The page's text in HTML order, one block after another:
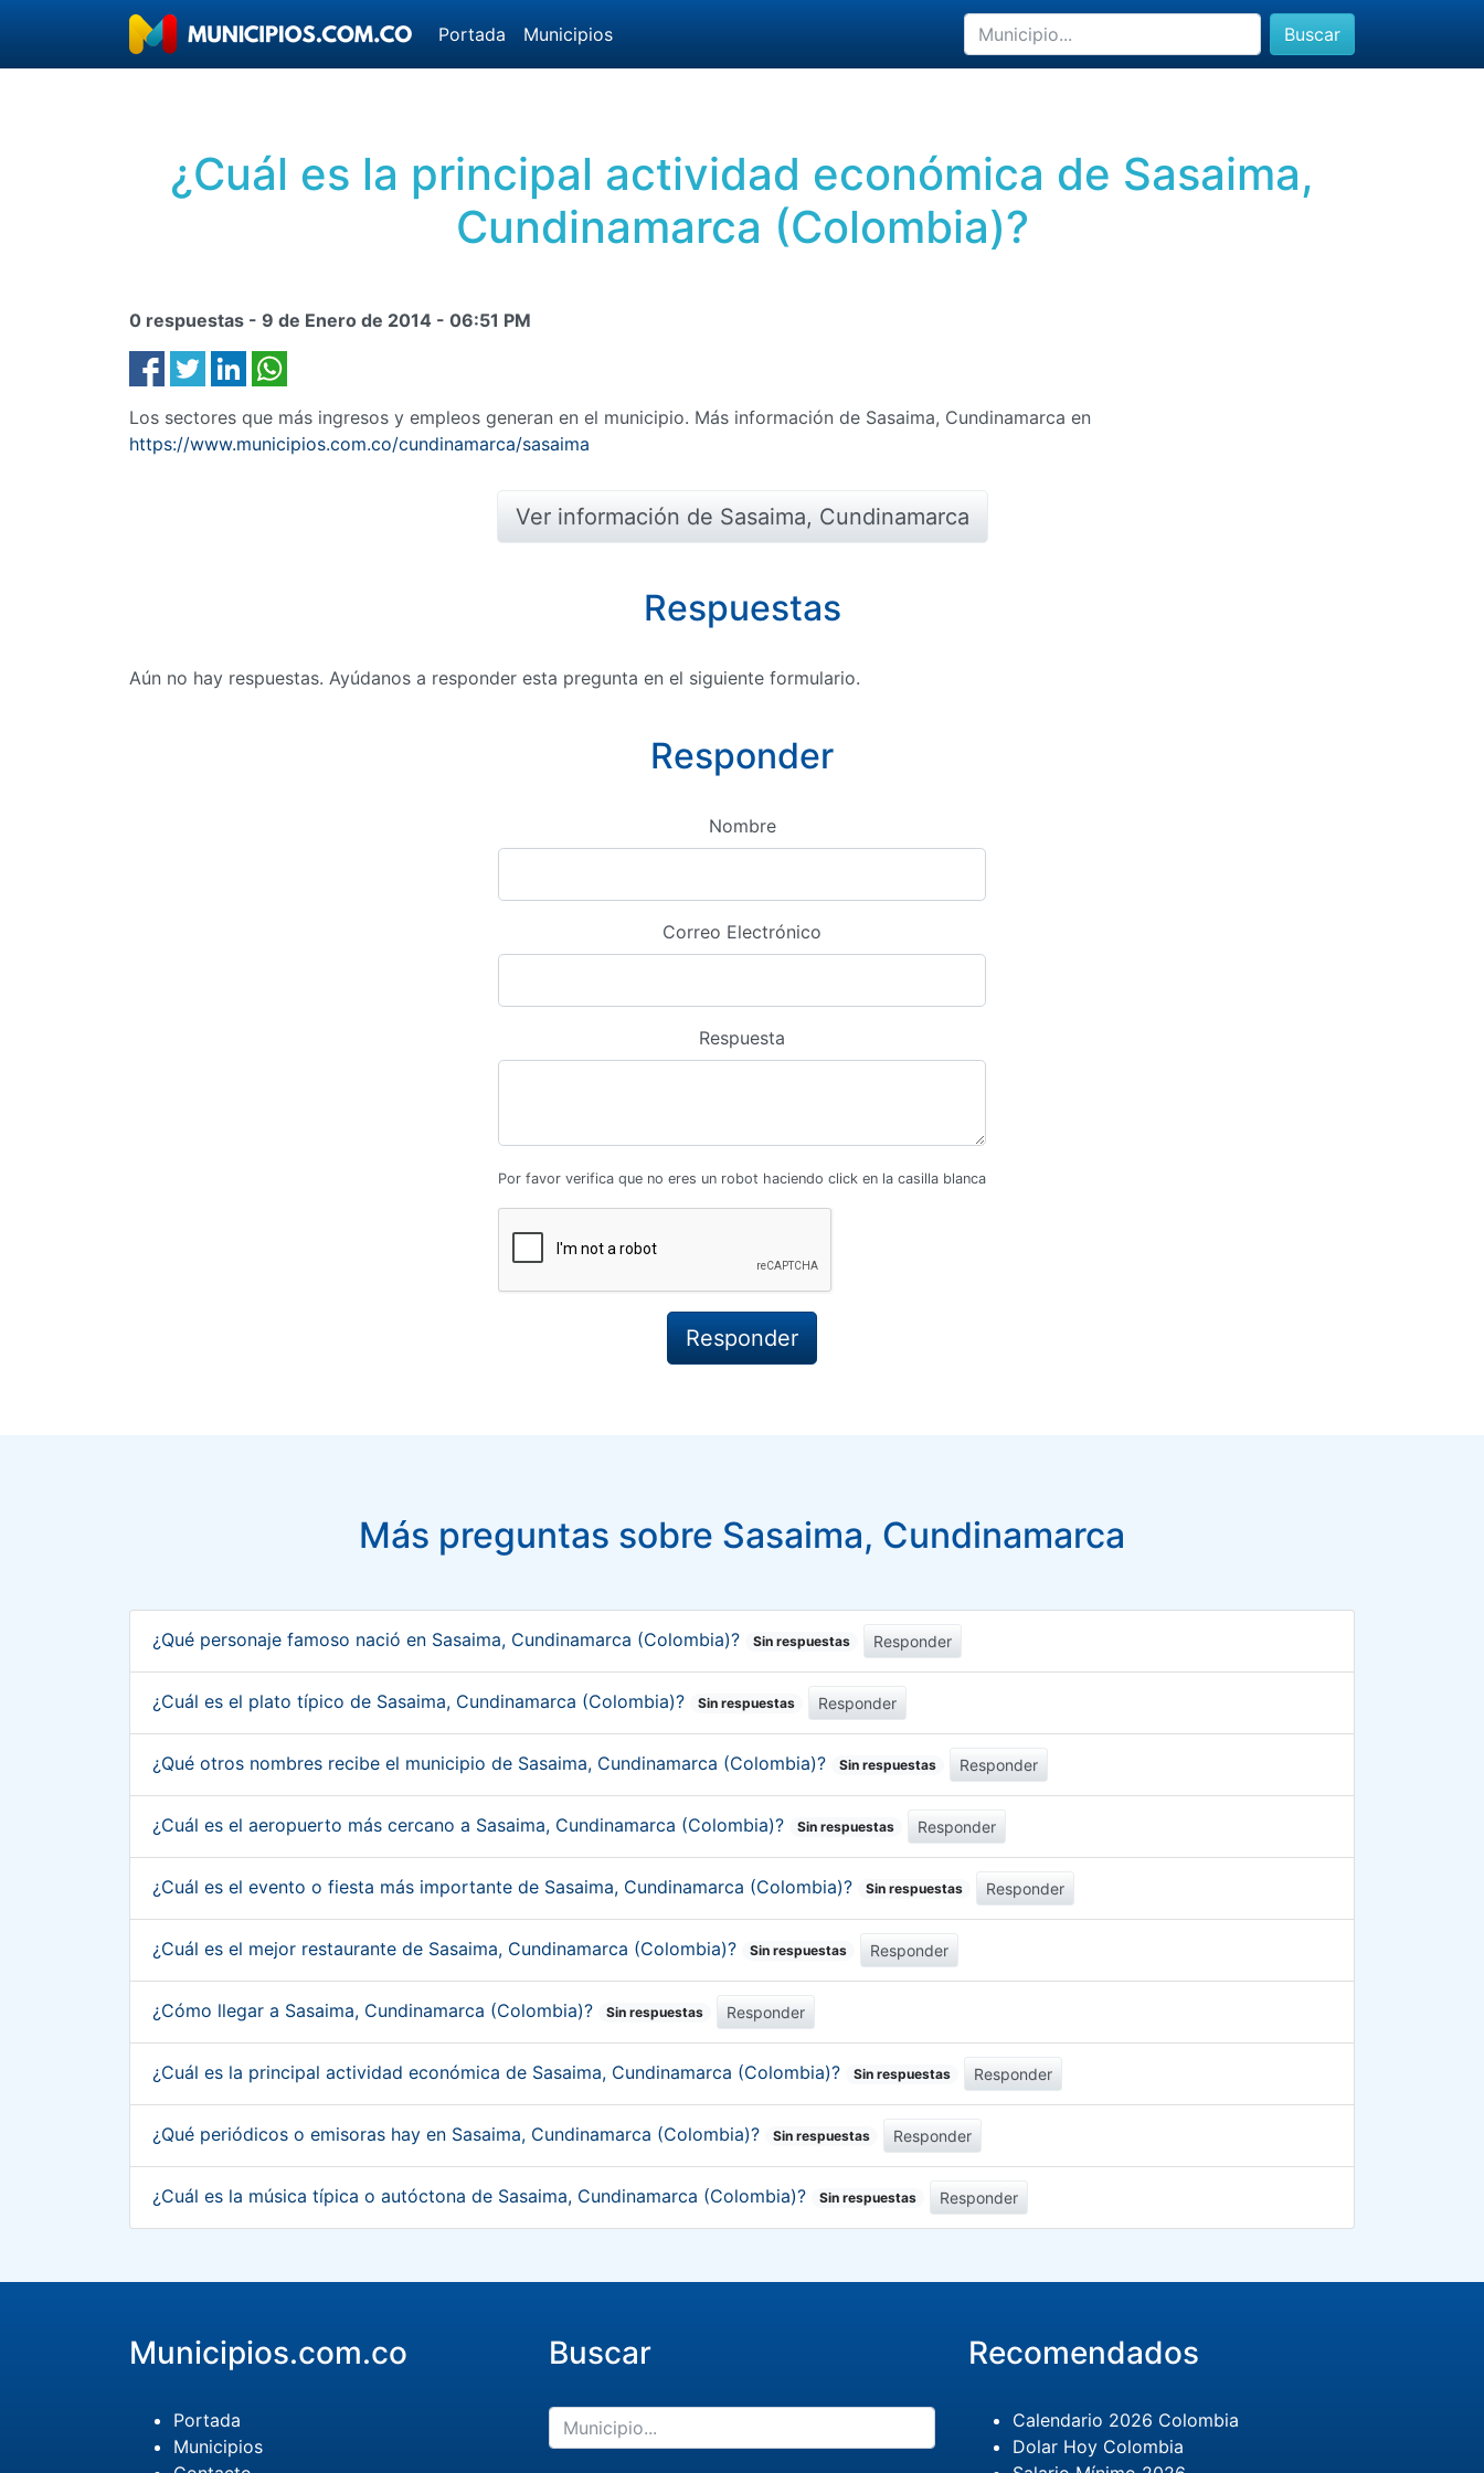
Portada Municipios Buscar
¿Cuál es la principal actividad económica de Sasaima,
Cundinamarca (Colombia)?
0 respuestas - 9 de Enero de 2014 - 06:51 PM
Los sectores que más ingresos y empleos generan en el municipio. Más información de Sasaima, Cundinamarca en
https://www.municipios.com.co/cundinamarca/sasaima
Ver información de Sasaima, Cundinamarca
Respuestas
Aún no hay respuestas. Ayúdanos a responder esta pregunta en el siguiente formulario.
Responder
Nombre
Correo Electrónico
Respuesta
Por favor verifica que no eres un robot haciendo click en la casilla blanca
Más preguntas sobre Sasaima, Cundinamarca
¿Qué personaje famoso nació en Sasaima, Cundinamarca (Colombia)? Sin respuestas Responder
¿Cuál es el plato típico de Sasaima, Cundinamarca (Colombia)? Sin respuestas Responder
¿Qué otros nombres recibe el municipio de Sasaima, Cundinamarca (Colombia)? Sin respuestas Responder
¿Cuál es el aeropuerto más cercano a Sasaima, Cundinamarca (Colombia)? Sin respuestas Responder
¿Cuál es el evento o fiesta más importante de Sasaima, Cundinamarca (Colombia)? Sin respuestas Responder
¿Cuál es el mejor restaurante de Sasaima, Cundinamarca (Colombia)? Sin respuestas Responder
¿Cómo llegar a Sasaima, Cundinamarca (Colombia)? Sin respuestas Responder
¿Cuál es la principal actividad económica de Sasaima, Cundinamarca (Colombia)? Sin respuestas Responder
¿Qué periódicos o emisoras hay en Sasaima, Cundinamarca (Colombia)? Sin respuestas Responder
¿Cuál es la música típica o autóctona de Sasaima, Cundinamarca (Colombia)? Sin respuestas Responder
Municipios.com.co
Portada
Municipios
Buscar Recomendados
Calendario 2026 Colombia
Dolar Hoy Colombia